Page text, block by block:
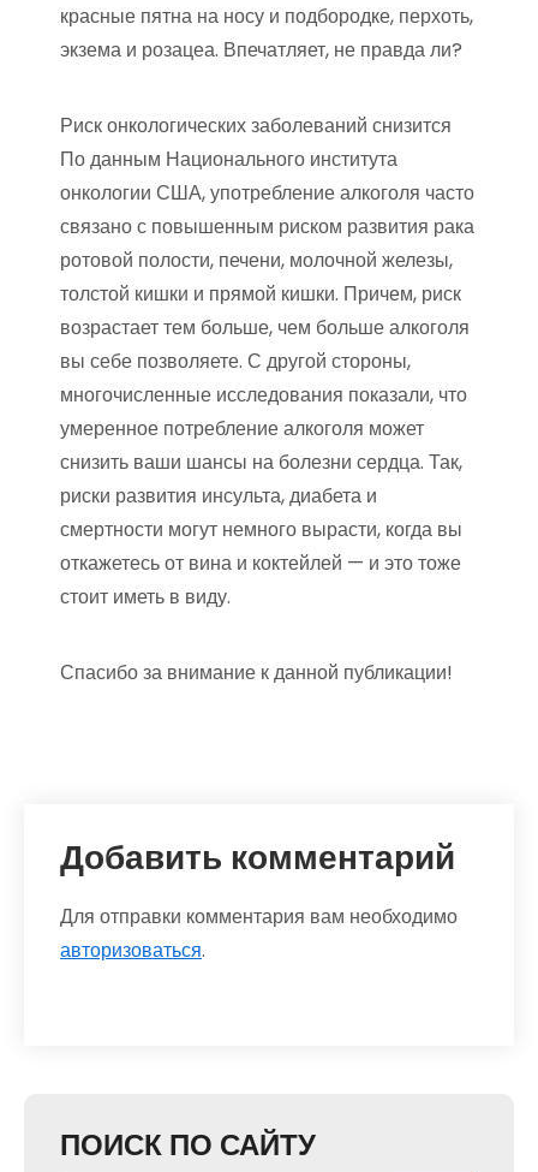
красные пятна на носу и подбородке, перхоть,
экзема и розацеа. Впечатляет, не правда ли?
Риск онкологических заболеваний снизится
По данным Национального института
онкологии США, употребление алкоголя часто
связано с повышенным риском развития рака
ротовой полости, печени, молочной железы,
толстой кишки и прямой кишки. Причем, риск
возрастает тем больше, чем больше алкоголя
вы себе позволяете. С другой стороны,
многочисленные исследования показали, что
умеренное потребление алкоголя может
снизить ваши шансы на болезни сердца. Так,
риски развития инсульта, диабета и
смертности могут немного вырасти, когда вы
откажетесь от вина и коктейлей — и это тоже
стоит иметь в виду.
Спасибо за внимание к данной публикации!
Добавить комментарий
Для отправки комментария вам необходимо
авторизоваться.
ПОИСК ПО САЙТУ